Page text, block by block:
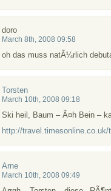
doro
March 8th, 2008 09:58
oh das muss natÃ¼rlich
Torsten
March 10th, 2008 09:18
Ski heil, Baum – Ã¤h Bein –
http://
Arne
March 10th, 2008 09:49